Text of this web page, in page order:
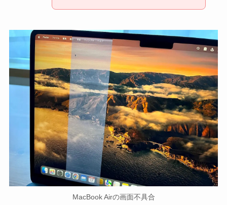
MacBook Airの画面不具合